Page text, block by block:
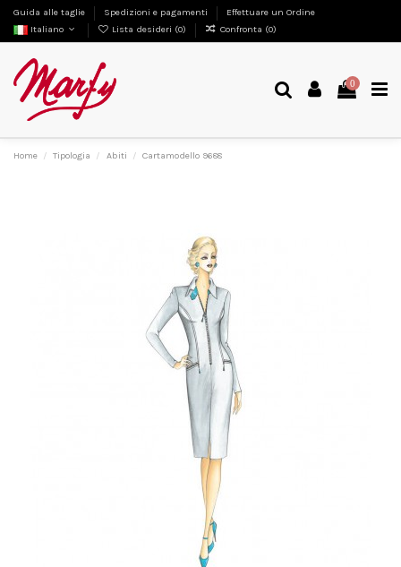
Guida alle taglie Spedizioni e pagamenti
Effettuare un Ordine
Italiano
Lista desideri (0) Confronta (0)
0
Home Tipologia Abiti Cartamodello 9688